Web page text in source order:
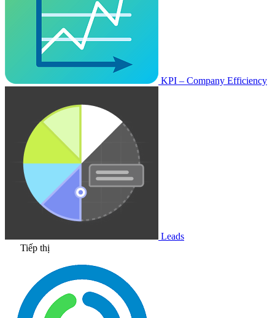
KPI – Company Efficiency
Leads
Tiếp thị